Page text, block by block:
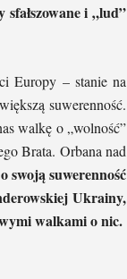
sfałszowane i „lud”
Europy – stanie na
suwerenność.
walkę o „wolność”
Brata. Orbana nad
swoją suwerenność
Ukrainy,
walkami o nic.